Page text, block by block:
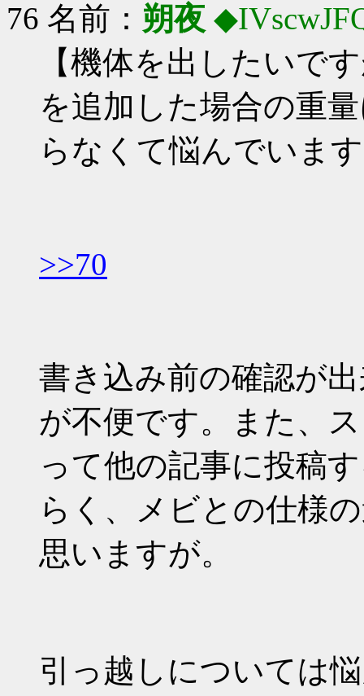
76 名前： 朔夜
【機体を出したいで
を追加した場合の重
らなくて悩んでいま
>>70
書き込み前の確認が
が不便です。また、
って他の記事に投稿
らく、メビとの仕様
思いますが。
引っ越しについては